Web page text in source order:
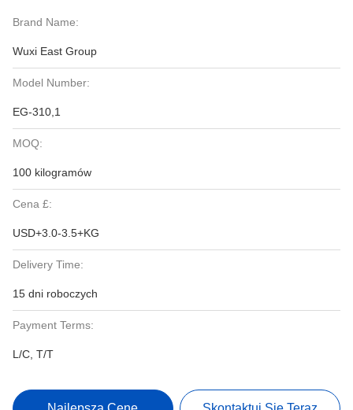
Brand Name:
Wuxi East Group
Model Number:
EG-310,1
MOQ:
100 kilogramów
Cena £:
USD+3.0-3.5+KG
Delivery Time:
15 dni roboczych
Payment Terms:
L/C, T/T